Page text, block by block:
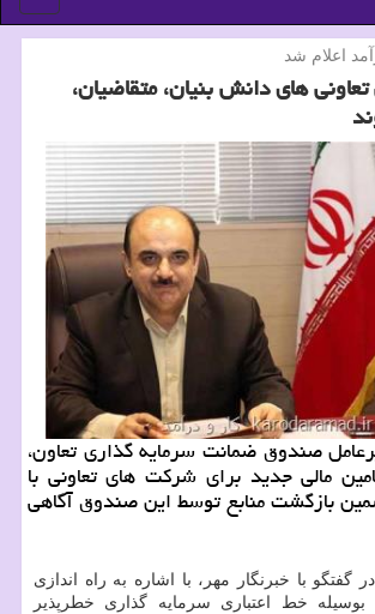
اعلام شد
های دانش بنیان، متقاضیان،
صندوق ضمانت سرمایه گذاری تعاون،
مالی جدید برای شركت های تعاونی با
بازگشت منابع توسط این صندوق آگاهی
گفتگو با خبرنگار مهر، با اشاره به راه اندازی
خط اعتباری سرمایه گذاری خطرپذیر